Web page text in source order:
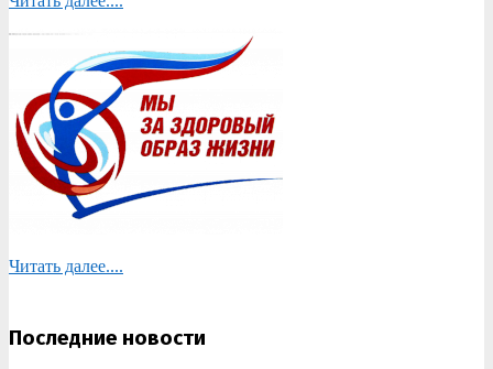
Читать далее....
Последние новости